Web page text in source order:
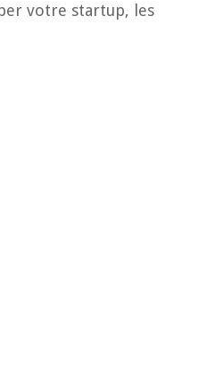
votre startup, les